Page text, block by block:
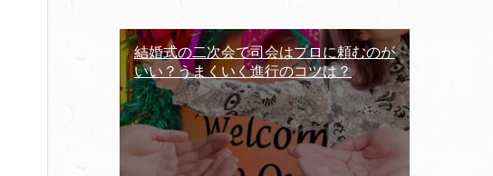
結婚式の二次会で司会はプロに頼むのが
いい？うまくいく進行のコツは？